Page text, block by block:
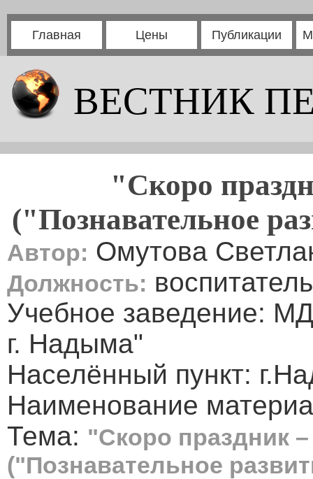
Главная Цены Публикации
ВЕСТНИК
"Скоро
("Познавательное
Автор: Омутова
Должность: воспитатель
Учебное заведение:
г. Надыма"
Населённый пункт:
Наименование
Тема: "Скоро праздник
("Познавательное